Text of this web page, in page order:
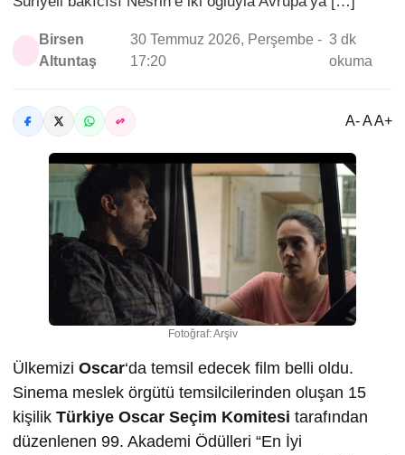
Birsen
Altuntaş
30 Temmuz 2026, Perşembe -
17:20
3 dk
okuma
A- A A+
Fotoğraf: Arşiv
Ülkemizi Oscar‘da temsil edecek film belli oldu.
Sinema meslek örgütü temsilcilerinden oluşan 15
kişilik Türkiye Oscar Seçim Komitesi tarafından
düzenlenen 99. Akademi Ödülleri “En İyi